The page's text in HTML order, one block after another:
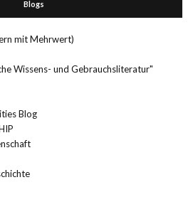
Blogs
mit Mehrwert)
Wissens- und Gebrauchsliteratur"
Blog